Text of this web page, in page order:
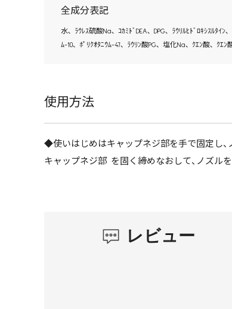
全成分表記
水､ ﾗｳﾚｽ硫酸Na､ ｺｶﾐﾄﾞDEA､ DPG､ ﾗｳﾘﾙﾋﾄﾞﾛｷｼｽﾙﾀｲ
ﾑ-10､ ﾎﾟﾘｸｵﾀﾆｳﾑ-47､ ﾗｳﾘﾝ酸PG､ 塩化Na､ ｸｴﾝ酸､ ｸｴﾝ
使用方法
◆使いはじめはキャップネジ部を手で固定し、
キャップネジ部 を固く締めなおして、ノズル
レビュー